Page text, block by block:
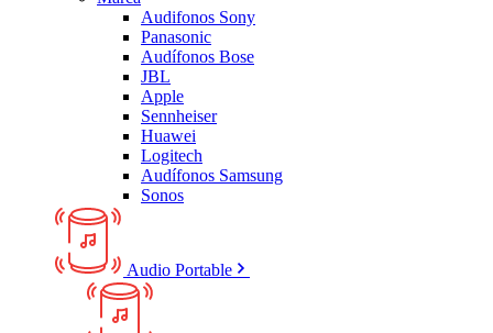
Audifonos Sony
Panasonic
Audífonos Bose
JBL
Apple
Sennheiser
Huawei
Logitech
Audífonos Samsung
Sonos
Audio Portable